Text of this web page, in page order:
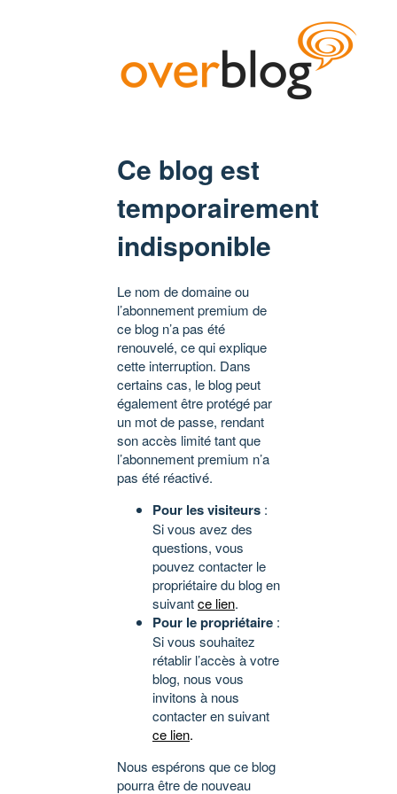
Ce blog est
temporairement
indisponible
Le nom de domaine ou
l’abonnement premium de
ce blog n’a pas été
renouvelé, ce qui explique
cette interruption. Dans
certains cas, le blog peut
également être protégé par
un mot de passe, rendant
son accès limité tant que
l’abonnement premium n’a
pas été réactivé.
Pour les visiteurs :
Si vous avez des
questions, vous
pouvez contacter le
propriétaire du blog en
suivantce lien.
Pour le propriétaire :
Si vous souhaitez
rétablir l’accès à votre
blog, nous vous
invitons à nous
contacter en suivant
ce lien.
Nous espérons que ce blog
pourra être de nouveau